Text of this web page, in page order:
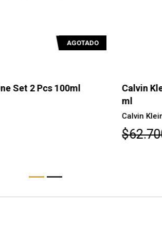
AGOTADO
CK One Essence Parfum 100